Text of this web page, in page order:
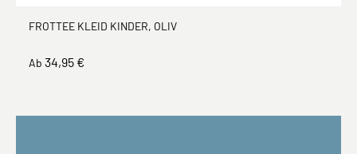
FROTTEE KLEID KINDER, OLIV
Ab 34,95 €